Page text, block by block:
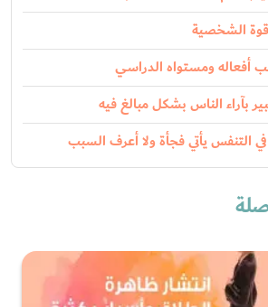
الشخصية
ومستواه الدراسي
بآراء الناس بشكل مبالغ فيه
التنفس يأتي فجأة ولا أعرف السبب